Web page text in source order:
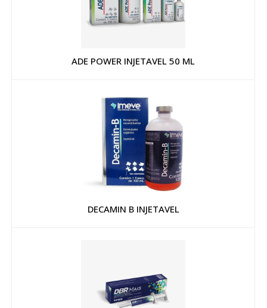
ADE POWER INJETAVEL 50 ML
DECAMIN B INJETAVEL